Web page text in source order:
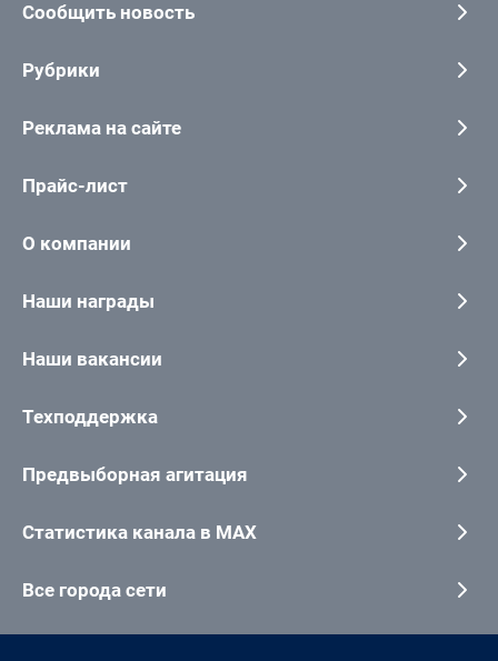
Сообщить новость
Рубрики
Реклама на сайте
Прайс-лист
О компании
Наши награды
Наши вакансии
Техподдержка
Предвыборная агитация
Статистика канала в MAX
Все города сети